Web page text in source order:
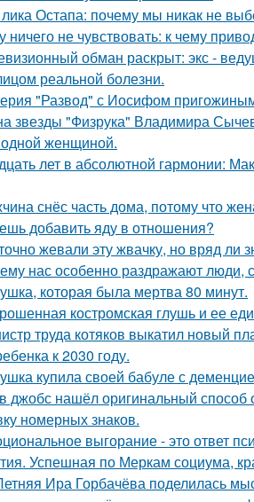
Остапа: почему мы никак не
ничего не чувствовать: к чему
обман раскрыт: экс -
реальной болезни.
"Развод" с Иосифом
звезды "Физрука" Владимира
женщиной.
лет в абсолютной гармонии:
снёс часть дома, потому что
добавить яду в отношения?
жевали эту жвачку, но вряд ли
нас особенно раздражают люди,
которая была мертва 80 минут.
костромская глушь и ее
труда котяков выкатил новый
к 2030 году.
купила своей бабуле с
джобс нашёл оригинальный способ
номерных знаков.
выгорание - это ответ
Успешная по Меркам социума,
Ира Горбачёва поделилась